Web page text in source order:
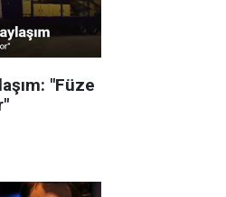
"Füze